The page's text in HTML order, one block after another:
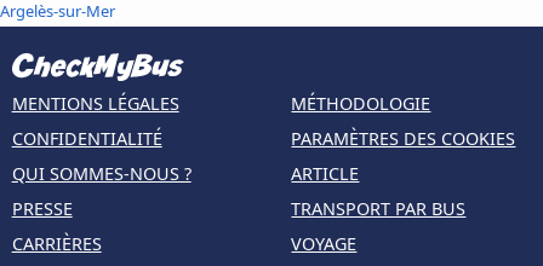
Argelès-sur-Mer
MENTIONS LÉGALES
CONFIDENTIALITÉ
QUI SOMMES-NOUS ?
PRESSE
CARRIÈRES
MÉTHODOLOGIE
PARAMÈTRES DES COOKIES
ARTICLE
TRANSPORT PAR BUS
VOYAGE